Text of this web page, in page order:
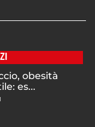
obesità
es...